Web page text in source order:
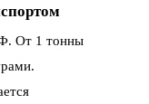
От 1 тонны